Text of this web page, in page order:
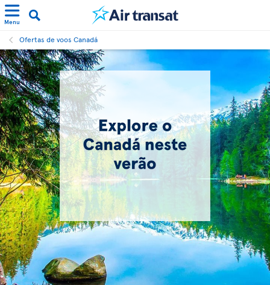
Menu
Ofertas de voos Canadá